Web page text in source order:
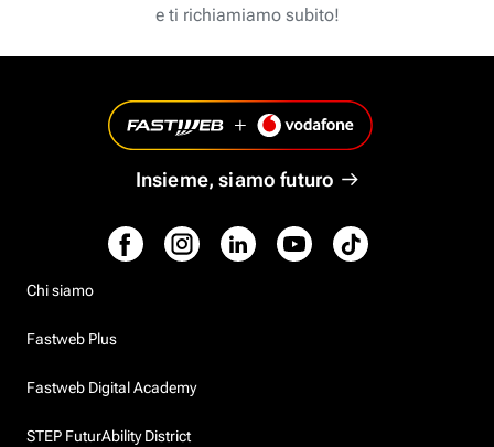
e ti richiamiamo subito!
Insieme, siamo futuro
Chi siamo
Fastweb Plus
Fastweb Digital Academy
STEP FuturAbility District